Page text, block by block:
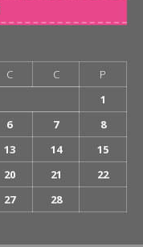
C C
P
1
6 7
8
13 14
15
20 21
22
27
28